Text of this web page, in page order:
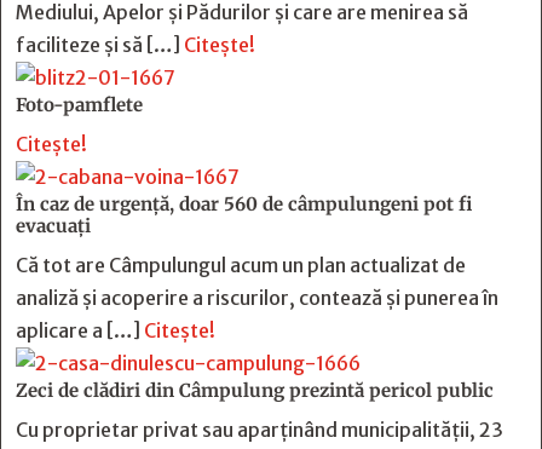
Mediului, Apelor și Pădurilor și care are menirea să
faciliteze și să […] Citește!
Foto-pamflete
Citește!
În caz de urgență, doar 560 de câmpulungeni pot fi
evacuați
Că tot are Câmpulungul acum un plan actualizat de
analiză și acoperire a riscurilor, contează și punerea în
aplicare a […] Citește!
Zeci de clădiri din Câmpulung prezintă pericol public
Cu proprietar privat sau aparținând municipalității, 23